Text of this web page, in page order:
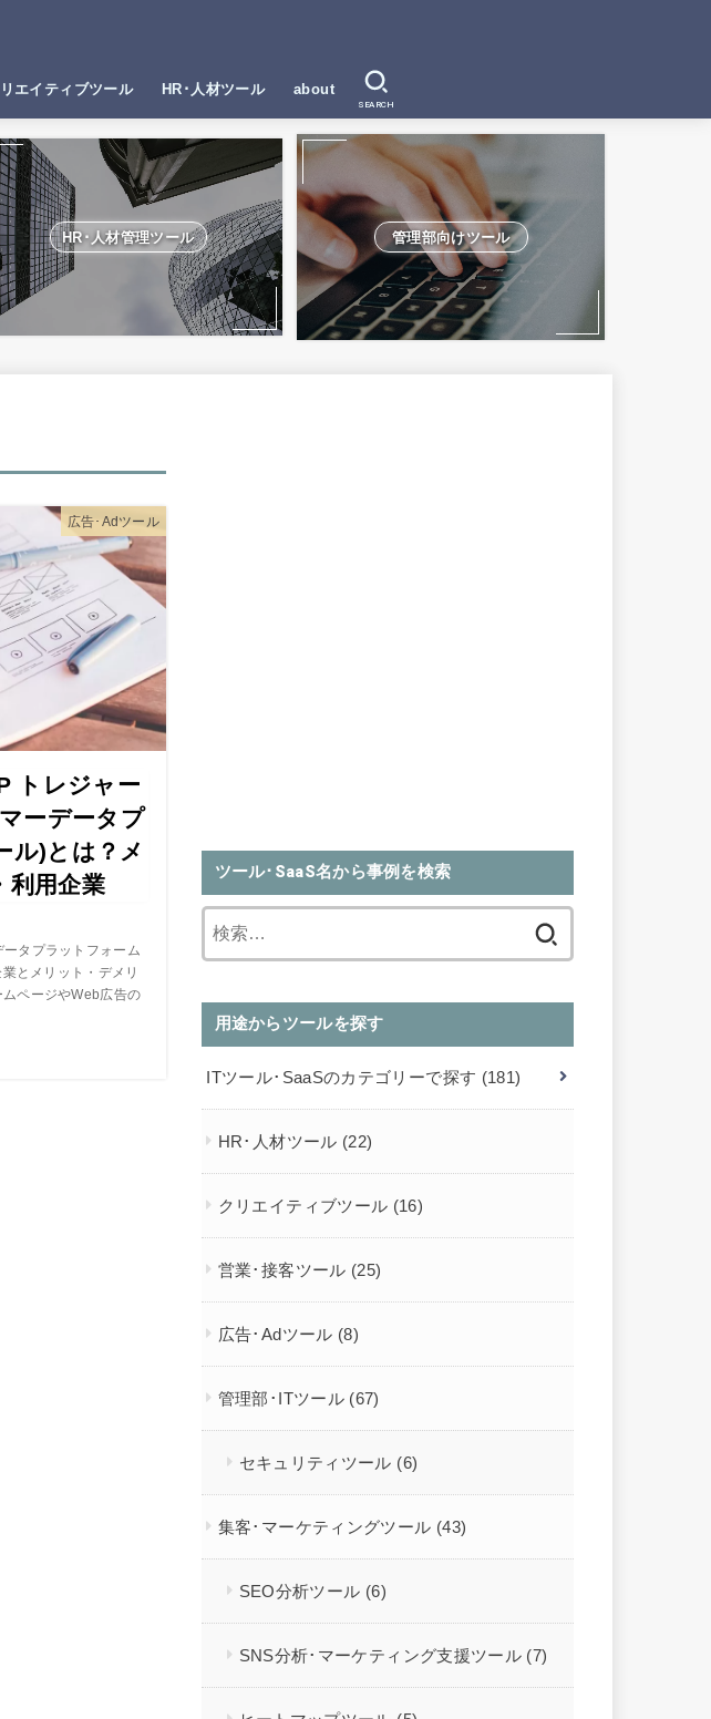
エイティブツール HR･人材ツール about
SEARCH
HR･人材管理ツール 管理部向けツール
広告･Adツール
トレジャー
ーデータプ
ル)とは？メ
利用企業
タプラットフォーム
とメリット・デメリ
ページやWeb広告の
ツール･SaaS名から事例を検索
用途からツールを探す
ITツール･SaaSのカテゴリーで探す (181)
HR･人材ツール (22)
クリエイティブツール (16)
営業･接客ツール (25)
広告･Adツール (8)
管理部･ITツール (67)
セキュリティツール (6)
集客･マーケティングツール (43)
SEO分析ツール (6)
SNS分析･マーケティング支援ツール (7)